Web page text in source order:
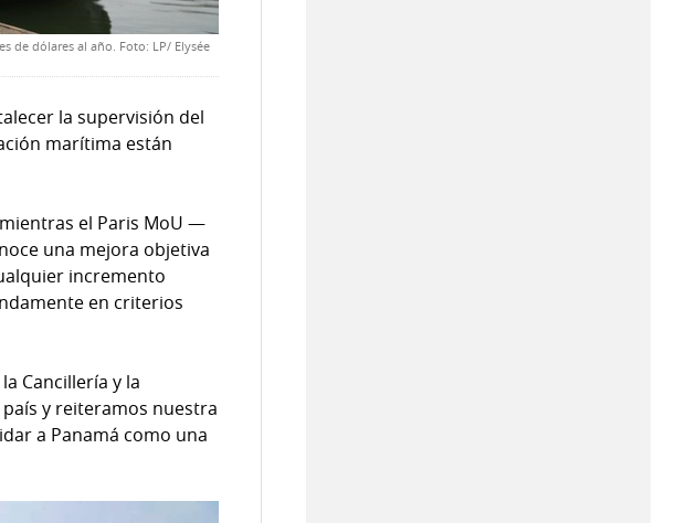
de dólares al año. Foto: LP/ Elysée
la supervisión del
marítima están
el Paris MoU —
una mejora objetiva
incremento
en criterios
Cancillería y la
y reiteramos nuestra
a Panamá como una